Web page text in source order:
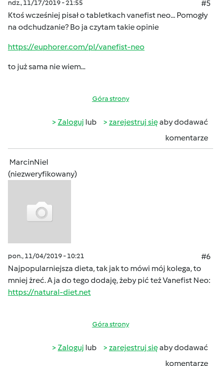
ndz., 11/17/2019 - 21:55
#5
Ktoś wcześniej pisał o tabletkach vanefist neo... Pomogły
na odchudzanie? Bo ja czytam takie opinie
https://euphorer.com/pl/vanefist-neo
to już sama nie wiem...
Góra strony
Zaloguj lub zarejestruj sięaby dodawać
komentarze
MarcinNiel
(niezweryfikowany)
pon., 11/04/2019 - 10:21
#6
Najpopularniejsza dieta, tak jak to mówi mój kolega, to
mniej żreć. A ja do tego dodaję, żeby pić też Vanefist Neo:
https://natural-diet.net
Góra strony
Zaloguj lub zarejestruj sięaby dodawać
komentarze